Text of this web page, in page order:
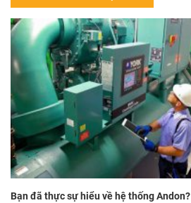
Bạn đã thực sự hiểu về hệ thống Andon?